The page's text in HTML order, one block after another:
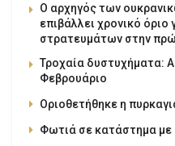
Ο αρχηγός των
επιβάλλει χρονικό όριο
στρατευμάτων στην
Τροχαία δυστυχήματα:
Φεβρουάριο
Οριοθετήθηκε η
Φωτιά σε κατάστημα με